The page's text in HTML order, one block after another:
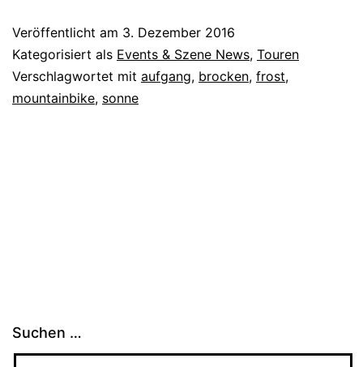
Veröffentlicht am 3. Dezember 2016
Kategorisiert als Events & Szene News, Touren
Verschlagwortet mit aufgang, brocken, frost,
mountainbike, sonne
Suchen …